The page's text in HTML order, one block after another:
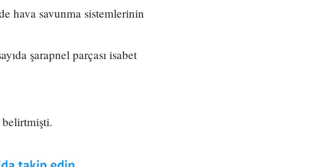
hava savunma sistemlerinin
şarapnel parçası isabet
belirtmişti.